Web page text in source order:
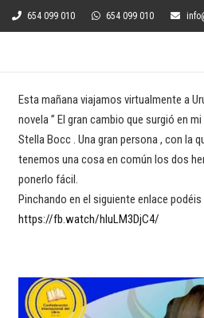
654 099 010 654 099 010
Esta mañana viajamos virtualmente a
novela ” El gran cambio que surgió en
Stella Bocc . Una gran persona , con la
tenemos una cosa en común los dos
ponerlo fácil.
Pinchando en el siguiente enlace podéis
https://fb.watch/hluLM3DjC4/